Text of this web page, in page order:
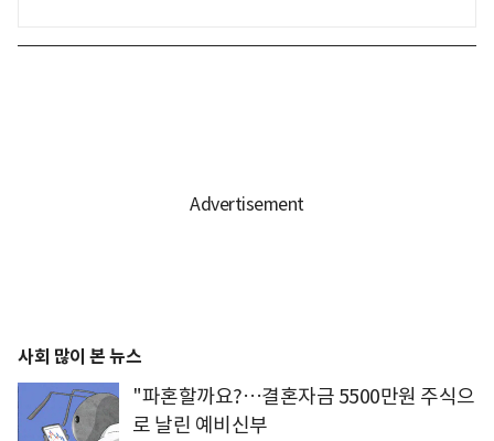
사회 많이 본 뉴스
"파혼할까요?…결혼자금 5500만원 주식으
로 날린 예비신부